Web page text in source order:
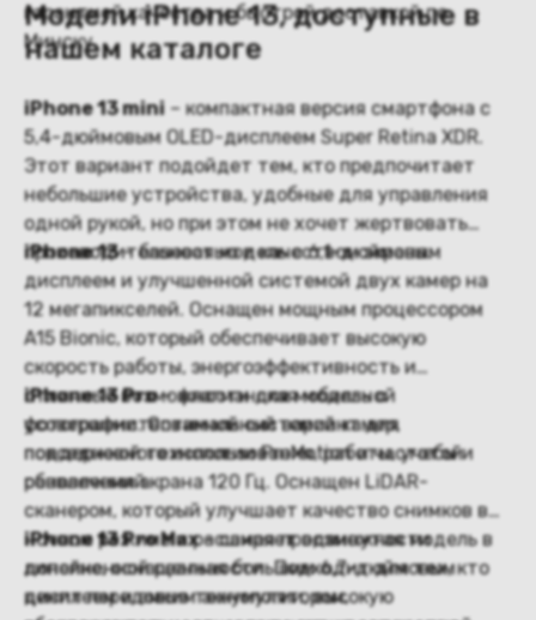
гарантией качества и быстрой доставкой по
Минску.
Модели iPhone 13, доступные в
нашем каталоге
iPhone 13 mini – компактная версия смартфона с
5,4-дюймовым OLED-дисплеем Super Retina XDR.
Этот вариант подойдет тем, кто предпочитает
небольшие устройства, удобные для управления
одной рукой, но при этом не хочет жертвовать
производительностью и качеством экрана.
iPhone 13– базовая модель с 6,1-дюймовым
дисплеем и улучшенной системой двух камер на
12 мегапикселей. Оснащен мощным процессором
A15 Bionic, который обеспечивает высокую
скорость работы, энергоэффективность и
отличные возможности для мобильной
фотографии. Оптимальный вариант для
повседневного использования, работы, учебы и
развлечений.
iPhone 13 Pro– флагманская модель с
усовершенствованной системой камер,
поддержкой технологии ProMotion и частотой
обновления экрана 120 Гц. Оснащен LiDAR-
сканером, который улучшает качество снимков в
ночном режиме и расширяет возможности
дополненной реальности. Подходит для тех, кто
ценит передовые технологии, высокую
iPhone 13 Pro Max– самая продвинутая модель в
линейке, оснащенная большим 6,7-дюймовым
дисплеем и емким аккумулятором,